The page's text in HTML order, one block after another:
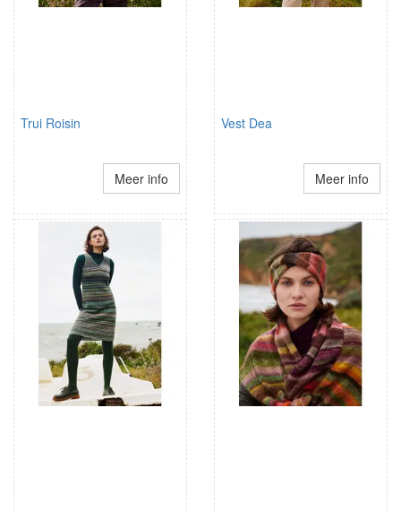
Trui Roisin
Meer info
Vest Dea
Meer info